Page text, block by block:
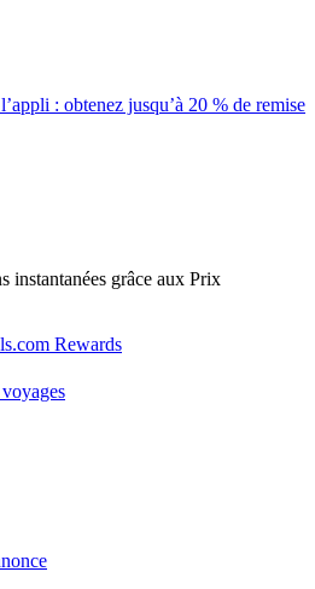
: obtenez jusqu’à 20 % de remise
instantanées grâce aux Prix
Rewards